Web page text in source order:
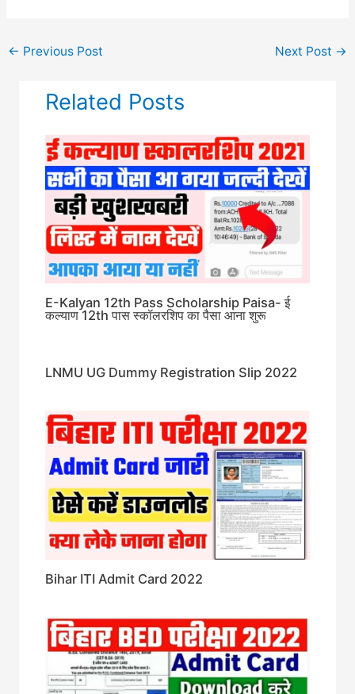
← Previous Post Next Post →
Related Posts
E-Kalyan 12th Pass Scholarship Paisa- ई
कल्याण 12th पास स्कॉलरशिप का पैसा आना शुरू
LNMU UG Dummy Registration Slip 2022
Bihar ITI Admit Card 2022